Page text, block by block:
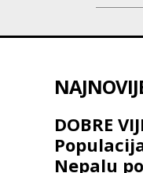
DOBRE
Nepalu